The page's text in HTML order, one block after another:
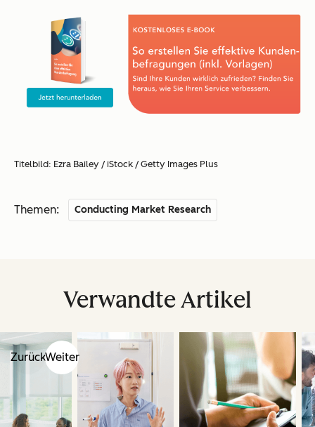
Titelbild: Ezra Bailey / iStock / Getty Images Plus
Themen: Conducting Market Research
Verwandte Artikel
ZurückWeiter